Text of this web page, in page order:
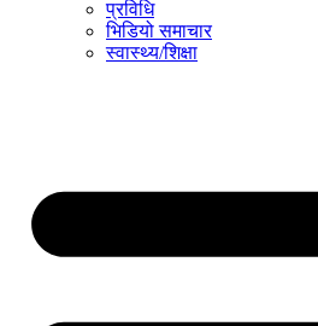
प्रविधि
भिडियो समाचार
स्वास्थ्य/शिक्षा